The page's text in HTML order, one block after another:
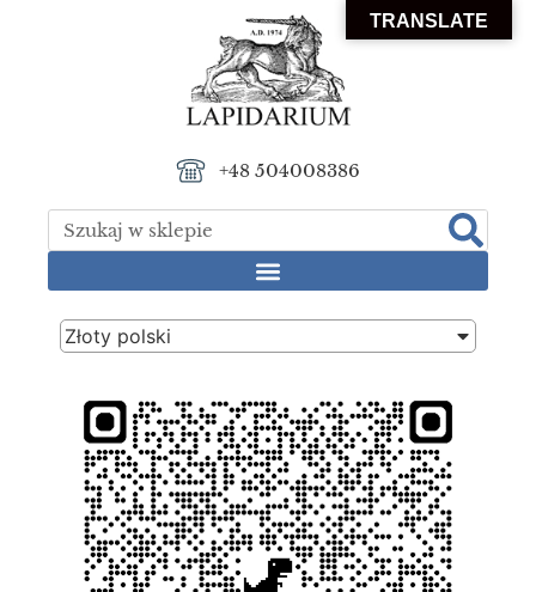
+48 504008386
Złoty polski
TRANSLATE